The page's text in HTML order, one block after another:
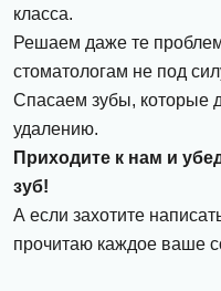
класса.
Решаем даже те
стоматологам не под
Спасаем зубы, которые
удалению.
Приходите к нам и
зуб!
А если захотите
прочитаю каждое ваше